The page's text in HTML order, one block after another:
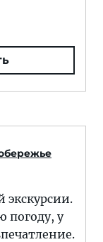
экскурсии.
погоду, у